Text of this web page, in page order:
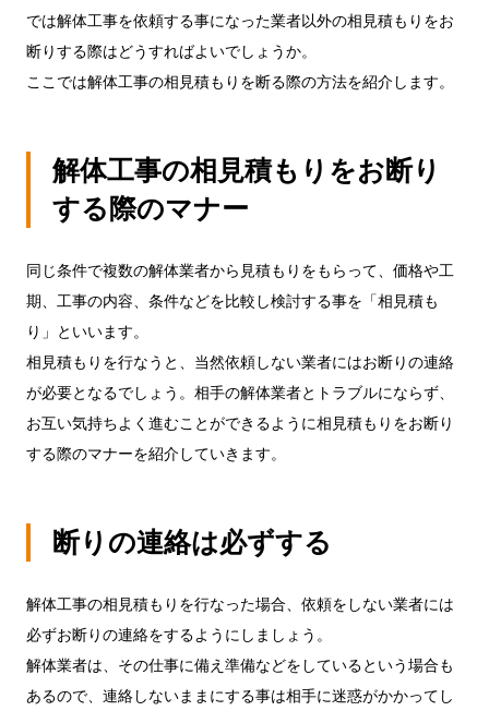
では解体工事を依頼する事になった業者以外の相見積もりをお
断りする際はどうすればよいでしょうか。
ここでは解体工事の相見積もりを断る際の方法を紹介します。
解体工事の相見積もりをお断り
する際のマナー
同じ条件で複数の解体業者から見積もりをもらって、価格や工
期、工事の内容、条件などを比較し検討する事を「相見積も
り」といいます。
相見積もりを行なうと、当然依頼しない業者にはお断りの連絡
が必要となるでしょう。相手の解体業者とトラブルにならず、
お互い気持ちよく進むことができるように相見積もりをお断り
する際のマナーを紹介していきます。
断りの連絡は必ずする
解体工事の相見積もりを行なった場合、依頼をしない業者には
必ずお断りの連絡をするようにしましょう。
解体業者は、その仕事に備え準備などをしているという場合も
あるので、連絡しないままにする事は相手に迷惑がかかってし